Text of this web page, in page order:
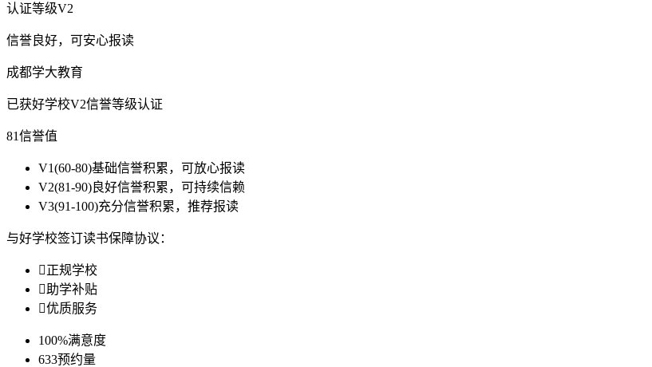
认证等级V2
信誉良好，可安心报读
成都学大教育
已获好学校V2信誉等级认证
81信誉值
V1(60-80)基础信誉积累，可放心报读
V2(81-90)良好信誉积累，可持续信赖
V3(91-100)充分信誉积累，推荐报读
与好学校签订读书保障协议：
正规学校
助学补贴
优质服务
100%满意度
633预约量